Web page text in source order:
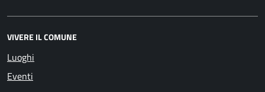
VIVERE IL COMUNE
Luoghi
Eventi